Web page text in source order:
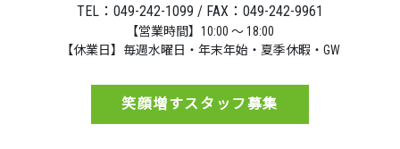
TEL：049-242-1099 / FAX：049-242-9961
【営業時間】10:00 ～ 18:00
【休業日】毎週水曜日・年末年始・夏季休暇・GW
笑顔増すスタッフ募集